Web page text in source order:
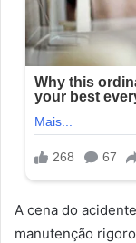
A cena do
manutenção